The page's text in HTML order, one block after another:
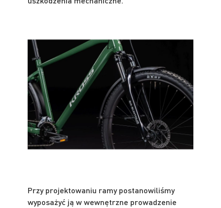
Przy projektowaniu ramy postanowiliśmy
wyposażyć ją w wewnętrzne prowadzenie